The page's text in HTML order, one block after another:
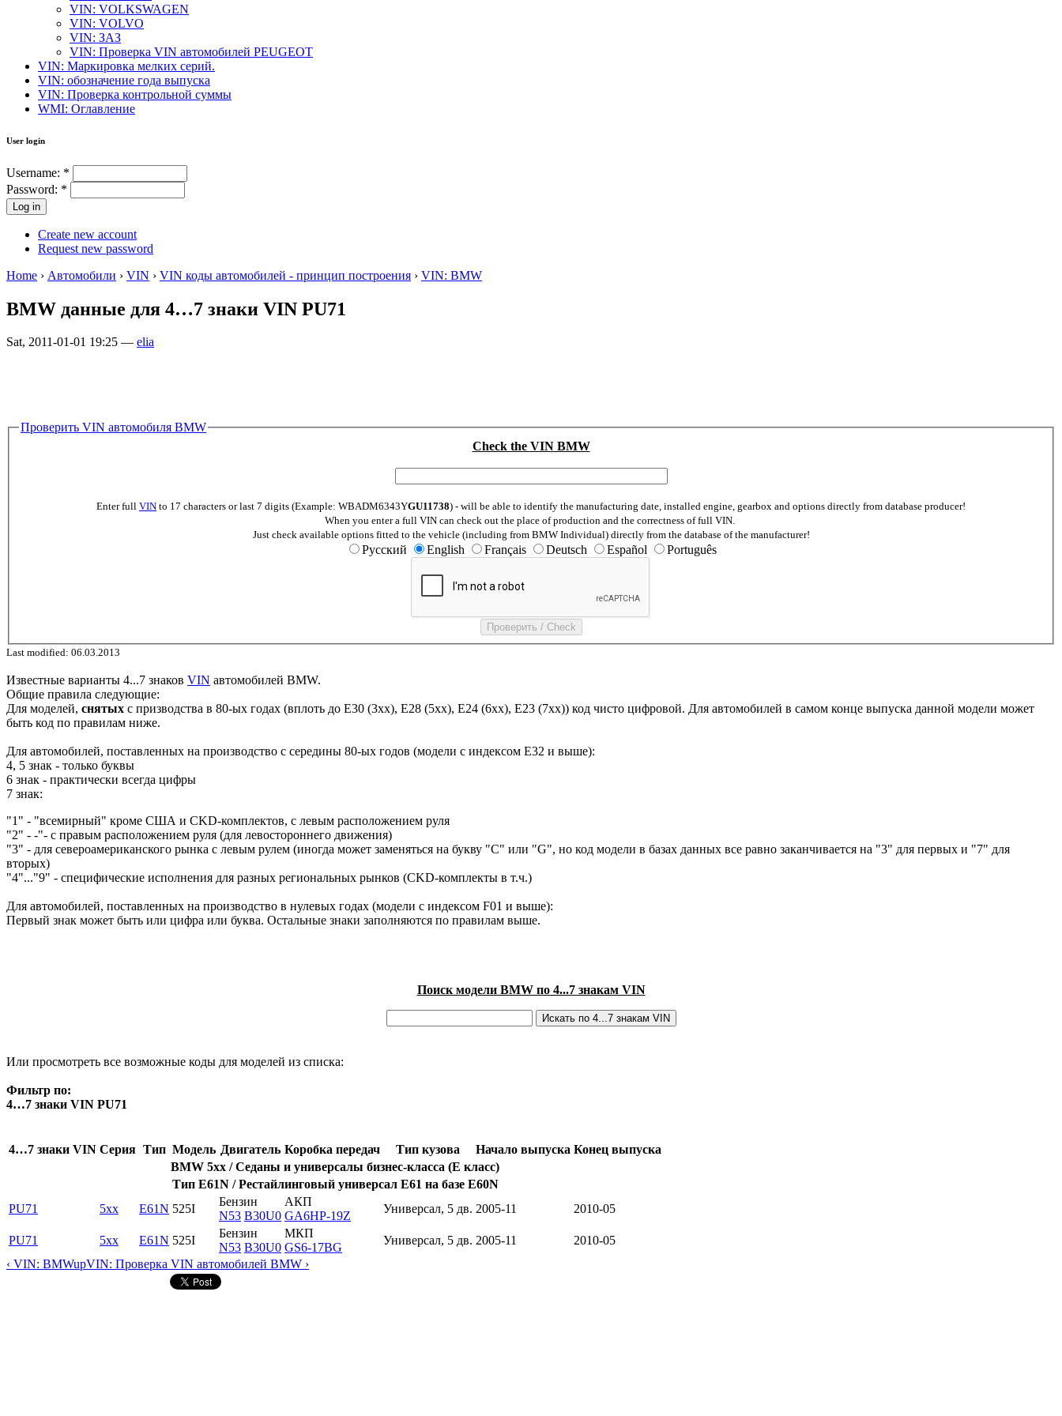
VIN: VOLKSWAGEN
VIN: VOLVO
VIN: ЗАЗ
VIN: Проверка VIN автомобилей PEUGEOT
VIN: Маркировка мелких серий.
VIN: обозначение года выпуска
VIN: Проверка контрольной суммы
WMI: Оглавление
User login
Username: *
Password: *
Create new account
Request new password
Home › Автомобили › VIN › VIN коды автомобилей - принцип построения › VIN: BMW
BMW данные для 4…7 знаки VIN PU71
Sat, 2011-01-01 19:25 — elia
Проверить VIN автомобиля BMW
Check the VIN BMW
Enter full VIN to 17 characters or last 7 digits (Example: WBADM6343YGU11738) - will be able to identify the manufacturing date, installed engine, gearbox and options directly from database producer!
When you enter a full VIN can check out the place of production and the correctness of full VIN.
Just check available options fitted to the vehicle (including from BMW Individual) directly from the database of the manufacturer!
Русский English Français Deutsch Español Português
Last modified: 06.03.2013
Известные варианты 4...7 знаков VIN автомобилей BMW.
Общие правила следующие:
Для моделей, снятых с призводства в 80-ых годах (вплоть до E30 (3xx), E28 (5xx), E24 (6xx), E23 (7xx)) код чисто цифровой. Для автомобилей в самом конце выпуска данной модели может
быть код по правилам ниже.
Для автомобилей, поставленных на производство с середины 80-ых годов (модели с индексом E32 и выше):
4, 5 знак - только буквы
6 знак - практически всегда цифры
7 знак:
"1" - "всемирный" кроме США и CKD-комплектов, с левым расположением руля
"2" - -"- с правым расположением руля (для левостороннего движения)
"3" - для североамериканского рынка с левым рулем (иногда может заменяться на букву "C" или "G", но код модели в базах данных все равно заканчивается на "3" для первых и "7" для
вторых)
"4"..."9" - специфические исполнения для разных региональных рынков (CKD-комплекты в т.ч.)
Для автомобилей, поставленных на производство в нулевых годах (модели с индексом F01 и выше):
Первый знак может быть или цифра или буква. Остальные знаки заполняются по правилам выше.
Поиск модели BMW по 4...7 знакам VIN
Или просмотреть все возможные коды для моделей из списка:
Фильтр по:
4…7 знаки VIN PU71
4…7 знаки VIN Серия Тип Модель Двигатель Коробка передач Тип кузова Начало выпуска Конец выпуска
BMW 5xx / Седаны и универсалы бизнес-класса (E класс)
Тип E61N / Рестайлинговый универсал E61 на базе E60N
PU71
5xx E61N 525I
Бензин
N53 B30U0
АКП
GA6HP-19Z
Универсал, 5 дв. 2005-11 2010-05
PU71 5xx E61N 525I
Бензин
N53 B30U0
МКП
GS6-17BG
Универсал, 5 дв. 2005-11
2010-05
‹ VIN: BMWupVIN: Проверка VIN автомобилей BMW ›